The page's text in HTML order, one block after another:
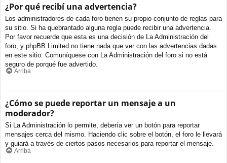
¿Por qué recibí una advertencia?
Los administradores de cada foro tienen su propio conjunto de reglas para
su sitio. Si ha quebrantado alguna regla puede recibir una advertencia.
Por favor recuerde que esta es una decisión de La Administración del
foro, y phpBB Limited no tiene nada que ver con las advertencias dadas
en este sitio. Comuníquese con La Administración del foro si no está
seguro de porqué fue advertido.
Arriba
¿Cómo se puede reportar un mensaje a un
moderador?
Si La Administración lo permite, debería ver un botón para reportar
mensajes cerca del mismo. Haciendo clic sobre el botón, el foro le llevará
y guiará a través de ciertos pasos necesarios para reportar el mensaje.
Arriba